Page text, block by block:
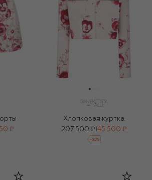
₽
Хлопковая куртка
207 500 ₽145 500 ₽
-30%